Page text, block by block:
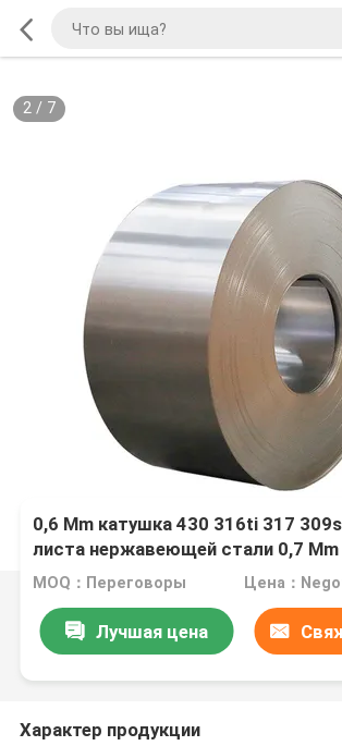
2/ 7
0,6 Mm катушка 430 316ti 317
листа нержавеющей стали 0,7 Mm
обожженная закончил
MOQ：Переговоры Цена：
Лучшая цена
Характер продукции